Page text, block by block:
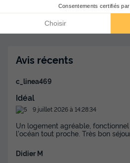
Avis récents
c_linea469
Idéal
9 juillet 2026 à 14:28:34
Un logement agréable,
l'océan tout proche. Très bon
Didier M